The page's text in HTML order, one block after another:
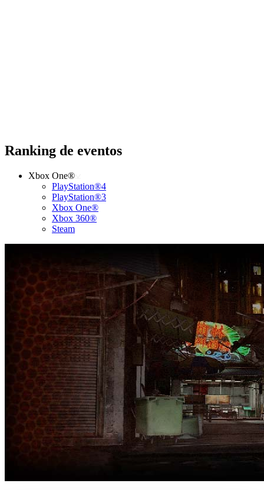
Ranking de eventos
Xbox One®
PlayStation®4
PlayStation®3
Xbox One®
Xbox 360®
Steam